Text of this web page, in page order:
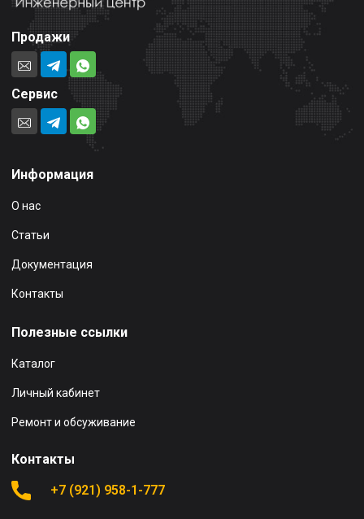
Продажи
Сервис
Информация
О нас
Статьи
Документация
Контакты
Полезные ссылки
Каталог
Личный кабинет
Ремонт и обсуживание
Контакты
+7 (921) 958-1-777